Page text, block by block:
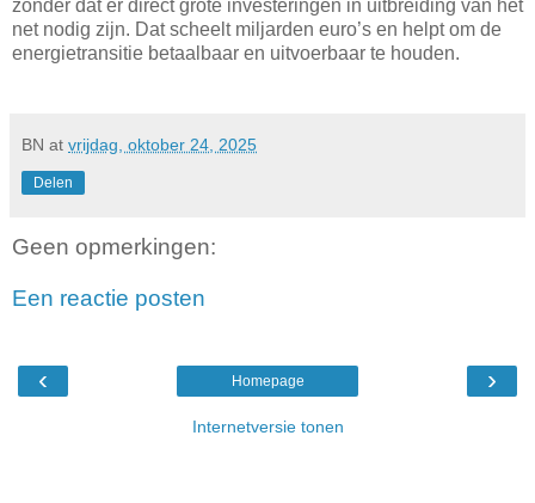
zonder dat er direct grote investeringen in uitbreiding van het
net nodig zijn. Dat scheelt miljarden euro’s en helpt om de
energietransitie betaalbaar en uitvoerbaar te houden.
BN at vrijdag, oktober 24, 2025
Delen
Geen opmerkingen:
Een reactie posten
‹ ›
Homepage
Internetversie tonen